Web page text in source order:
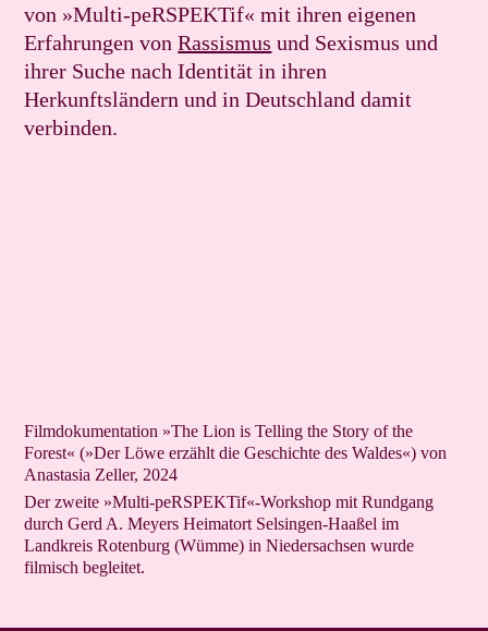
von »Multi-peRSPEKTif« mit ihren eigenen
Erfahrungen vonRassismus und Sexismus und
ihrer Suche nach Identität in ihren
Herkunftsländern und in Deutschland damit
verbinden.
Filmdokumentation »The Lion is Telling the Story of the
Forest« (»Der Löwe erzählt die Geschichte des Waldes«) von
Anastasia Zeller, 2024
Der zweite »Multi-peRSPEKTif«-Workshop mit Rundgang
durch Gerd A. Meyers Heimatort Selsingen-Haaßel im
Landkreis Rotenburg (Wümme) in Niedersachsen wurde
filmisch begleitet.